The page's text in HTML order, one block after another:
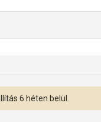
6 héten belül.